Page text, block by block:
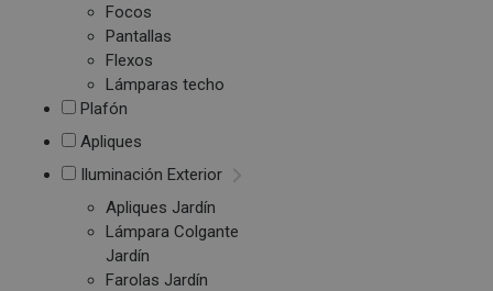
Focos
Pantallas
Flexos
Lámparas techo
Plafón
Apliques
Iluminación Exterior
Apliques Jardín
Lámpara Colgante
Jardín
Farolas Jardín